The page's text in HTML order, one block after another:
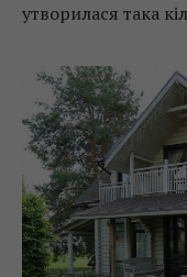
утворилася така